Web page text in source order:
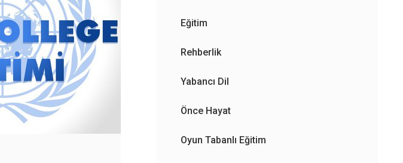
Eğitim
Rehberlik
Yabancı Dil
Önce Hayat
Oyun Tabanlı Eğitim